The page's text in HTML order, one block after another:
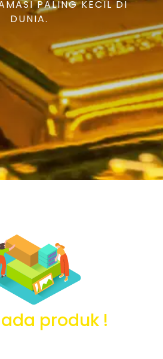
PALING KECIL DI
DUNIA.
produk !